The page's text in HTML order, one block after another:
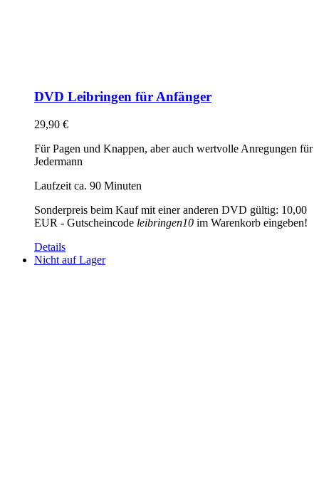
DVD Leibringen für Anfänger
29,90 €
Für Pagen und Knappen, aber auch wertvolle Anregungen für
Jedermann
Laufzeit ca. 90 Minuten
Sonderpreis beim Kauf mit einer anderen DVD gültig: 10,00
EUR - Gutscheincode leibringen10 im Warenkorb eingeben!
Details
Nicht auf Lager